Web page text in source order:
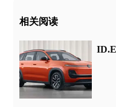
相关阅读